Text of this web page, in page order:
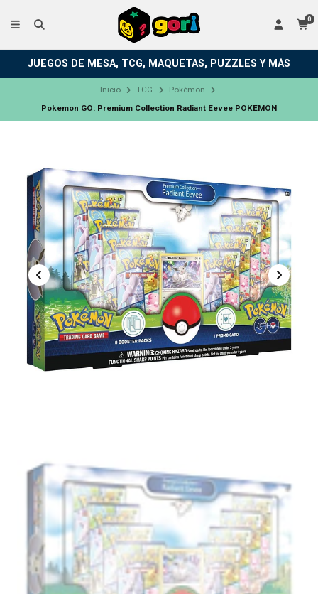
0
JUEGOS DE MESA, TCG, MAQUETAS, PUZZLES Y MÁS
Inicio TCG
Pokémon
Pokemon GO: Premium Collection Radiant Eevee POKEMON